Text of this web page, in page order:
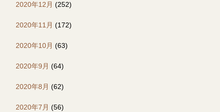
2020年12月 (252)
2020年11月 (172)
2020年10月 (63)
2020年9月 (64)
2020年8月 (62)
2020年7月 (56)